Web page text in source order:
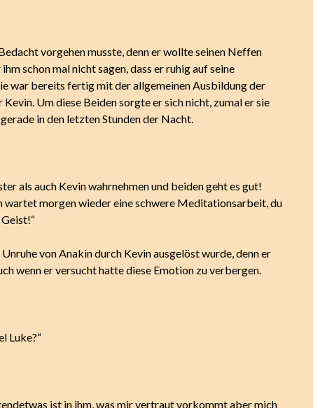
vorgehen musste, denn er wollte seinen Neffen
schon mal nicht sagen, dass er ruhig auf seine
war bereits fertig mit der allgemeinen Ausbildung der
Um diese Beiden sorgte er sich nicht, zumal er sie
in den letzten Stunden der Nacht.
als auch Kevin wahrnehmen und beiden geht es gut!
wartet morgen wieder eine schwere Meditationsarbeit, du
von Anakin durch Kevin ausgelöst wurde, denn er
wenn er versucht hatte diese Emotion zu verbergen.
Luke?“
ist in ihm, was mir vertraut vorkommt aber mich